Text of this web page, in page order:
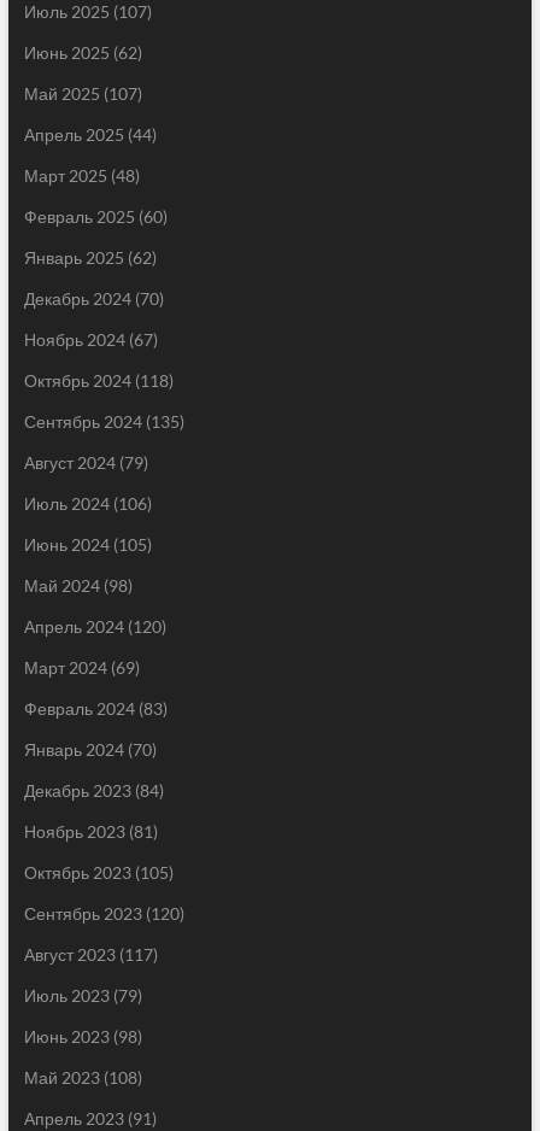
Июль 2025 (107)
Июнь 2025 (62)
Май 2025 (107)
Апрель 2025 (44)
Март 2025 (48)
Февраль 2025 (60)
Январь 2025 (62)
Декабрь 2024(70)
Ноябрь 2024(67)
Октябрь 2024(118)
Сентябрь 2024(135)
Август 2024(79)
Июль 2024(106)
Июнь 2024(105)
Май 2024(98)
Апрель 2024(120)
Март 2024(69)
Февраль 2024(83)
Январь 2024(70)
Декабрь 2023(84)
Ноябрь 2023(81)
Октябрь 2023(105)
Сентябрь 2023(120)
Август 2023(117)
Июль 2023(79)
Июнь 2023(98)
Май 2023(108)
Апрель 2023(91)